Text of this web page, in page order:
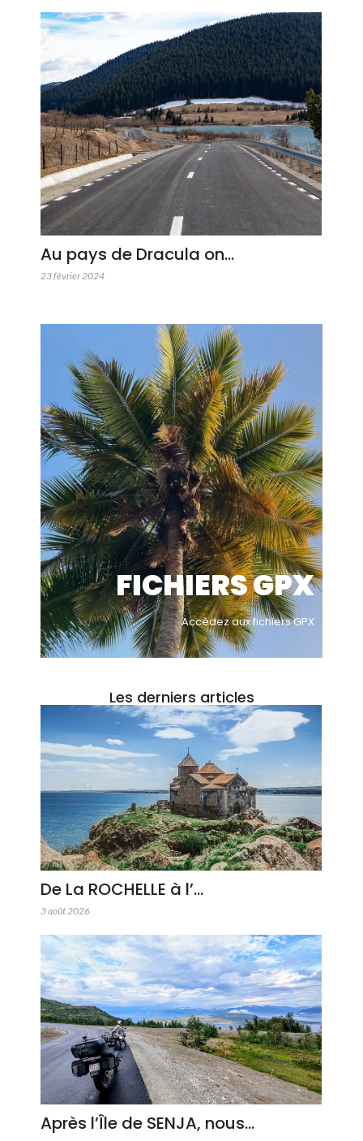
Au pays de Dracula on…
23 février 2024
FICHIERS GPX
Accèdez aux fichiers GPX
Les derniers articles
De La ROCHELLE à l’…
3 août 2026
Après l’Île de SENJA, nous…